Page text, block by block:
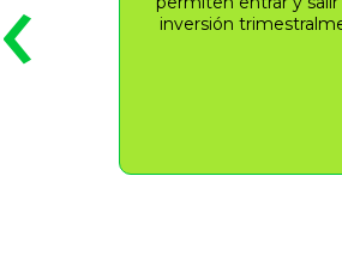
inversión